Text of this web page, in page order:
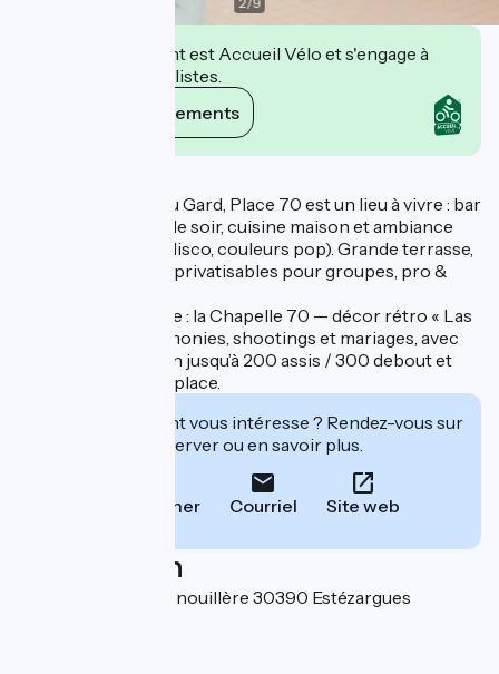
Cet établissement est Accueil Vélo et s'engage à
accueillir des cyclistes.
Voir ses engagements
À 10 min du Pont du Gard, Place 70 est un lieu à vivre : bar
à cocktails & tapas le soir, cuisine maison et ambiance
seventies (boules disco, couleurs pop). Grande terrasse,
soirées et espaces privatisables pour groupes, pro &
Nouvelle star du site : la Chapelle 70 — décor rétro « Las
Vegas » pour cérémonies, shootings et mariages, avec
capacités réception jusqu’à 200 assis / 300 debout et
hébergements sur place.
Cet établissement vous intéresse ? Rendez-vous sur
leur site pour réserver ou en savoir plus.
Téléphoner Courriel Site web
Localisation
247 chemin de la Fenouillère 30390 Estézargues